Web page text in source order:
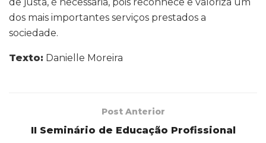
dos mais importantes serviços prestados a
sociedade.
Texto: Danielle Moreira
Post Anterior
II Seminário de Educação Profissional